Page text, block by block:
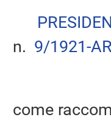
n. 9/1921-
come